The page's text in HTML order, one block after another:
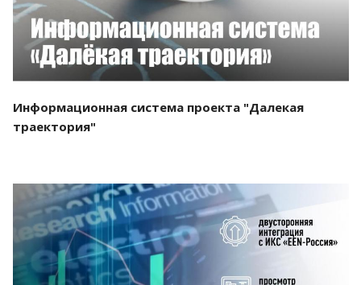
Информационная система проекта "Далекая
траектория"